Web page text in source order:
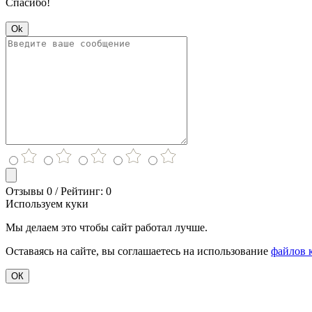
Ok
Отзывы 0 / Рейтинг: 0
Используем куки
Мы делаем это чтобы сайт работал лучше.
Оставаясь на сайте, вы соглашаетесь на использование файлов
ОК